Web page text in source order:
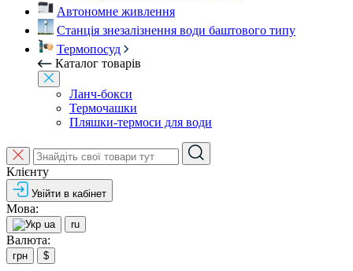
Автономне живлення
Станція знезалізнення води баштового типу
Термопосуд
Каталог товарів
Ланч-бокси
Термочашки
Пляшки-термоси для води
Клієнту
Увійти в кабінет
Мова:
ua ru
Валюта:
грн $